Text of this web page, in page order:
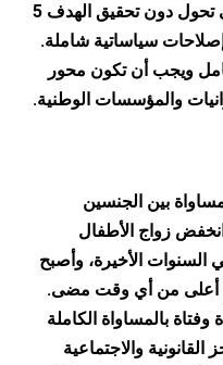
تقتضي إزالة الحواجز النظامية التي تحول دون تحقيق الهدف 5
سياساتية شاملة.
ويجب أن تكون محور
والمؤسسات الوطنية.
بين الجنسين
زواج الأطفال
السنوات الأخيرة، وأصبح
أعلى من أي وقت مضى.
بالمساواة الكاملة
والاجتماعية